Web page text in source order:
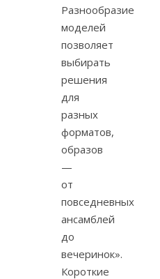
Разнообразие
моделей
позволяет
выбирать
решения
для
разных
форматов,
образов
—
от
повседневных
ансамблей
до
вечеринок».
Короткие